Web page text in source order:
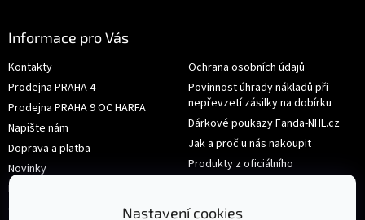
Nastavení cookies
Informace pro Vás
Kontakty
Prodejna PRAHA 4
Prodejna PRAHA 9 OC HARFA
Napište nám
Doprava a platba
Novinky
Hodnocení obchodu
Obchodní podmínky
Ochrana osobních údajů
Povinnost úhrady nákladů při
nepřevzetí zásilky na dobírku
Dárkové poukazy Fanda-NHL.cz
Jak a proč u nás nakoupit
Produkty z oficiálního
shop.nhl.com